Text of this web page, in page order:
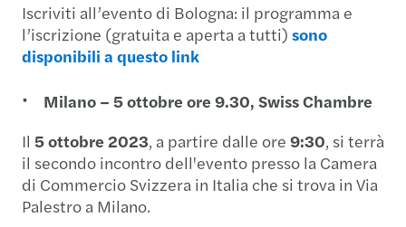
Iscriviti all’evento di Bologna: il programma e
l’iscrizione (gratuita e aperta a tutti) sono
disponibili a questo link
Milano – 5 ottobre ore 9.30, Swiss Chambre
Il 5 ottobre 2023, a partire dalle ore 9:30, si terrà
il secondo incontro dell'evento presso la Camera
di Commercio Svizzera in Italia che si trova in Via
Palestro a Milano.